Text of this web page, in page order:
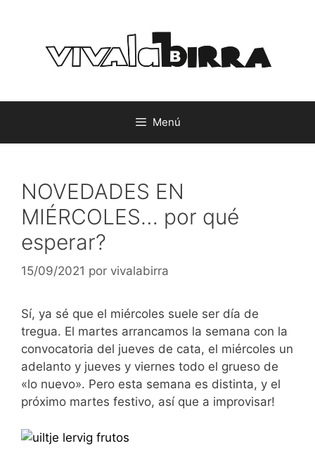
contenido
Menú
NOVEDADES EN
MIÉRCOLES… por qué
esperar?
15/09/2021 por vivalabirra
Sí, ya sé que el miércoles suele ser día de
tregua. El martes arrancamos la semana con la
convocatoria del jueves de cata, el miércoles un
adelanto y jueves y viernes todo el grueso de
«lo nuevo». Pero esta semana es distinta, y el
próximo martes festivo, así que a improvisar!